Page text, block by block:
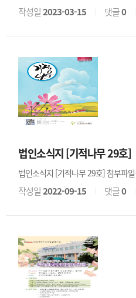
작성일2023-03-15 댓글0
법인소식지 [기적나무 29호]
법인소식지 [기적나무 29호] 첨부파
작성일2022-09-15 댓글0